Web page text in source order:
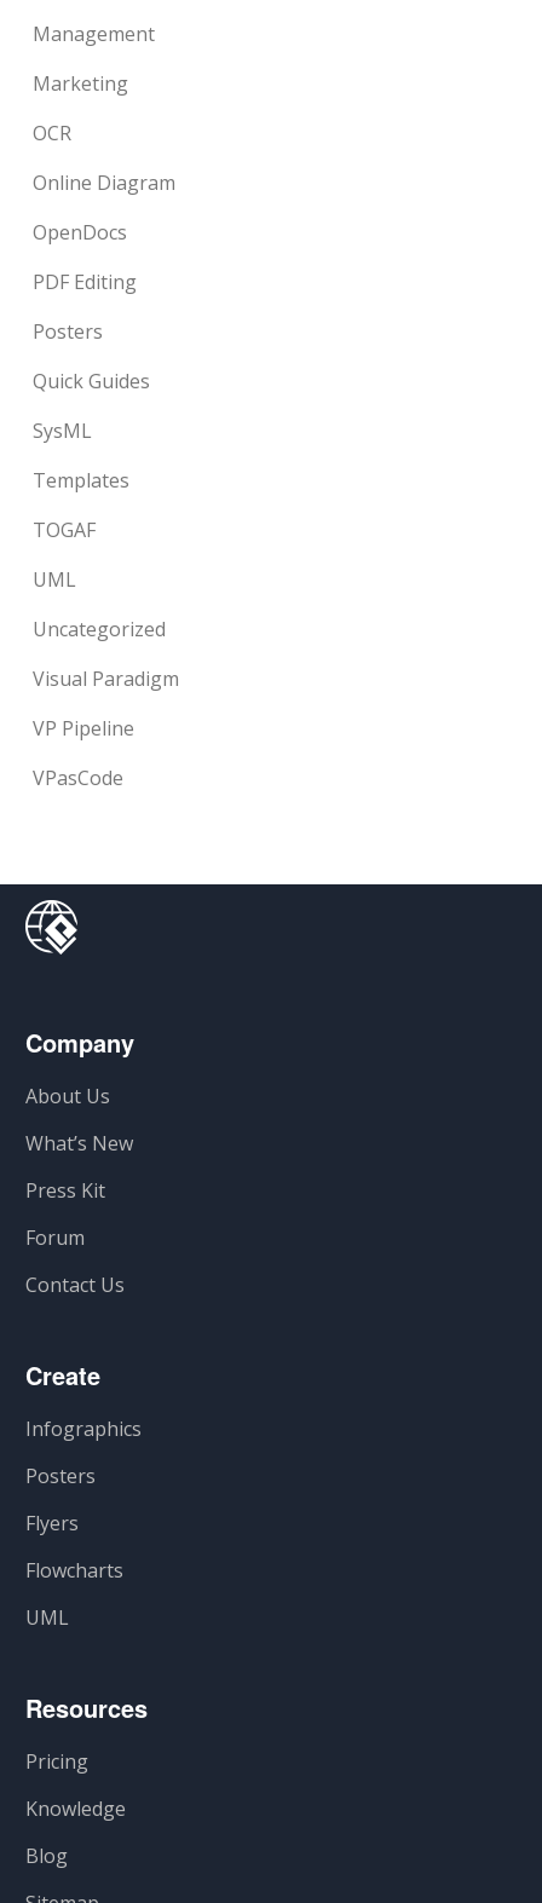
Management
Marketing
OCR
Online Diagram
OpenDocs
PDF Editing
Posters
Quick Guides
SysML
Templates
TOGAF
UML
Uncategorized
Visual Paradigm
VP Pipeline
VPasCode
Company
About Us
What’s New
Press Kit
Forum
Contact Us
Create
Infographics
Posters
Flyers
Flowcharts
UML
Resources
Pricing
Knowledge
Blog